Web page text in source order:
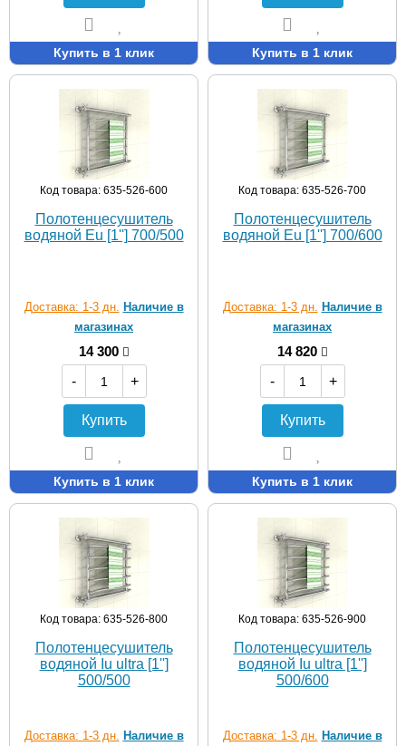
Купить в 1 клик Купить в 1 клик
Код товара: 635-526-600
Полотенцесушитель
водяной Eu [1''] 700/500
Доставка: 1-3 дн. Наличие в
магазинах
14 300
-
+
Купить
Купить в 1 клик
Код товара: 635-526-700
Полотенцесушитель
водяной Eu [1''] 700/600
Доставка: 1-3 дн. Наличие в
магазинах
14 820
-
+
Купить
Купить в 1 клик
Код товара: 635-526-800
Полотенцесушитель
водяной Iu ultra [1'']
500/500
Доставка: 1-3 дн. Наличие в
Код товара: 635-526-900
Полотенцесушитель
водяной Iu ultra [1'']
500/600
Доставка: 1-3 дн. Наличие в